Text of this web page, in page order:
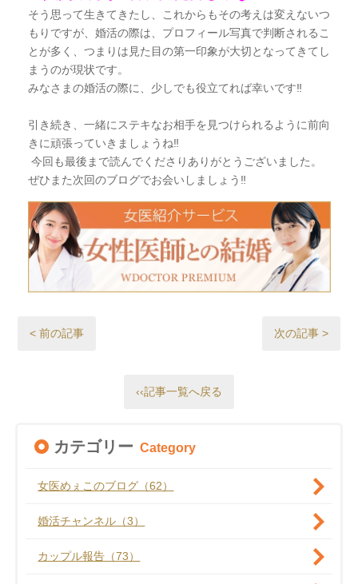
そう思って生きてきたし、これからもその考えは変えないつ
もりですが、婚活の際は、プロフィール写真で判断されるこ
とが多く、つまりは見た目の第一印象が大切となってきてし
まうのが現状です。
みなさまの婚活の際に、少しでも役立てれば幸いです‼︎
引き続き、一緒にステキなお相手を見つけられるように前向
きに頑張っていきましょうね‼︎
今回も最後まで読んでくださりありがとうございました。
ぜひまた次回のブログでお会いしましょう‼︎
< 前の記事 次の記事 >
‹‹記事一覧へ戻る
カテゴリー Category
女医めぇこのブログ（62）
婚活チャンネル（3）
カップル報告（73）